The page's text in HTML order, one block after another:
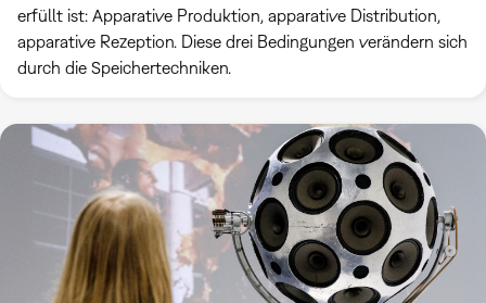
erfüllt ist: Apparative Produktion, apparative Distribution,
apparative Rezeption. Diese drei Bedingungen verändern sich
durch die Speichertechniken.